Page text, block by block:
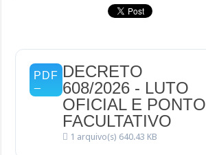
DECRETO
608/2026 - LUTO
OFICIAL E PONTO
FACULTATIVO
1 arquivo(s) 640.43 KB